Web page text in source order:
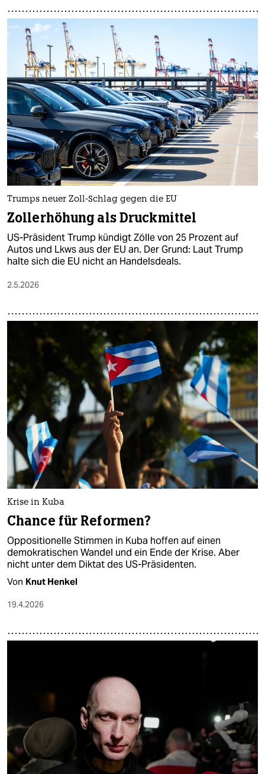
Trumps neuer Zoll-Schlag gegen die EU
Zollerhöhung als Druckmittel
US-Präsident Trump kündigt Zölle von 25 Prozent auf
Autos und Lkws aus der EU an. Der Grund: Laut Trump
halte sich die EU nicht an Handelsdeals.
2.5.2026
Krise in Kuba
Chance für Reformen?
Oppositionelle Stimmen in Kuba hoffen auf einen
demokratischen Wandel und ein Ende der Krise. Aber
nicht unter dem Diktat des US-Präsidenten.
Von Knut Henkel
19.4.2026